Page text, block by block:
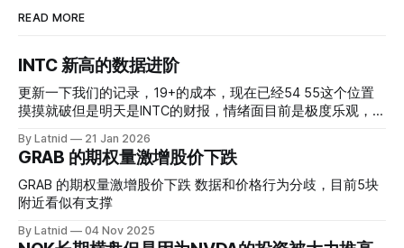
READ MORE
INTC 新高的数据进阶
更新一下我们的记录，19+的成本，现在已经54 55这个位置
摸摸就破但是明天是INTC的财报，情绪面目前是极度乐观，反
是突破前的支撑CC感觉可以做，放远些, 因为18A的经验还未
真正得到普遍大众的关注，当然财报可以继续出新消息顶一下
压力位置。 数据在70驻扎 整体呈现 47 – 60 短期位置
By Latnid 21 Jan 2026
GRAB 的期权量激增股价下跌
GRAB 的期权量激增股价下跌 数据和价格行为分歧，目前5块
附近看似有支撑
By Latnid 04 Nov 2025